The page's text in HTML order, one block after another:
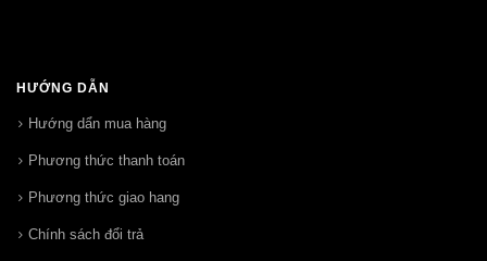
HƯỚNG DẪN
Hướng dẩn mua hàng
Phương thức thanh toán
Phương thức giao hang
Chính sách đổi trả